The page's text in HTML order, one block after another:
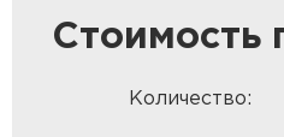
Стоимость
Количество: